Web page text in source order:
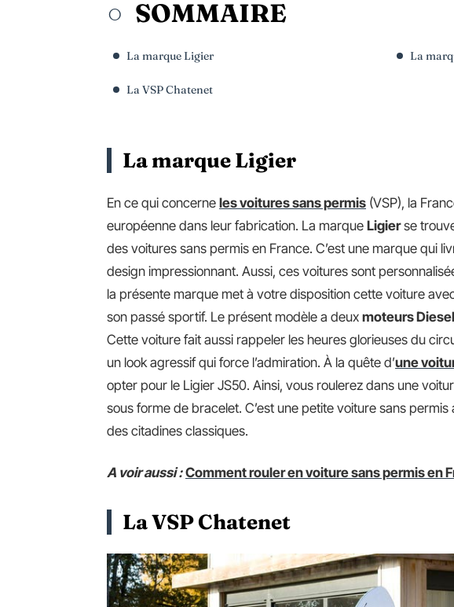
SOMMAIRE
La marque Ligier
La VSP Chatenet
La
La marque Ligier
En ce qui concerne les voitures sans permis (VSP), la
européenne dans leur fabrication. La marque Ligierse
des voitures sans permis en France. C’est une marque qui
design impressionnant. Aussi, ces voitures sont
la présente marque met à votre disposition cette voiture
son passé sportif. Le présent modèle a deux moteurs Diesel
Cette voiture fait aussi rappeler les heures glorieuses du
un look agressif qui force l’admiration. À la quête d’une
opter pour le Ligier JS50. Ainsi, vous roulerez dans une
sous forme de bracelet. C’est une petite voiture sans
des citadines classiques.
A voir aussi : Comment rouler en voiture sans permis en
La VSP Chatenet